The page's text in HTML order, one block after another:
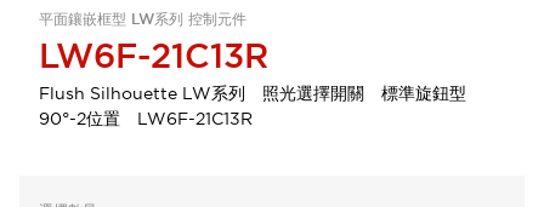
平面鑲嵌框型 LW系列 控制元件
LW6F-21C13R
Flush Silhouette LW系列 照光選擇開關 標準旋鈕型
90°-2位置 LW6F-21C13R